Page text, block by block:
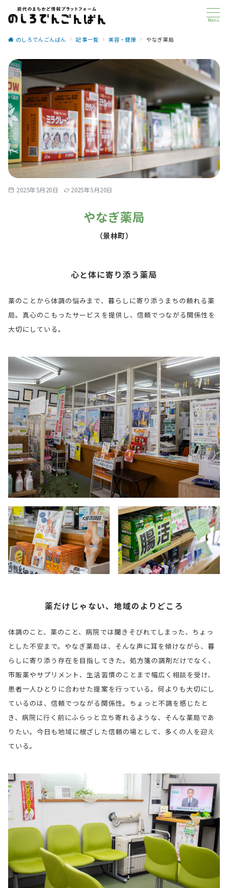
Menu
のしろでんごんばん 記事一覧 美容・健康 やなぎ薬局
2025年5月20日 2025年5月20日
やなぎ薬局
（景林町）
心と体に寄り添う薬局
薬のことから体調の悩みまで、暮らしに寄り添うまちの頼れる薬
局。真心のこもったサービスを提供し、信頼でつながる関係性を
大切にしている。
薬だけじゃない、地域のよりどころ
体調のこと、薬のこと、病院では聞きそびれてしまった、ちょっ
とした不安まで。やなぎ薬局は、そんな声に耳を傾けながら、暮
らしに寄り添う存在を目指してきた。処方箋の調剤だけでなく、
市販薬やサプリメント、生活習慣のことまで幅広く相談を受け、
患者一人ひとりに合わせた提案を行っている。何よりも大切にし
ているのは、信頼でつながる関係性。ちょっと不調を感じたと
き、病院に行く前にふらっと立ち寄れるような、そんな薬局であ
りたい。今日も地域に根ざした信頼の場として、多くの人を迎え
ている。